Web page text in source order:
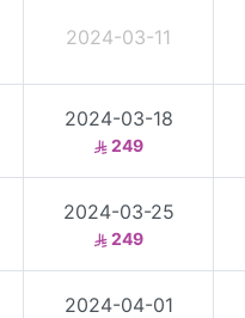
2024-03-11
2024-03-18
249
2024-03-25
249
2024-04-01